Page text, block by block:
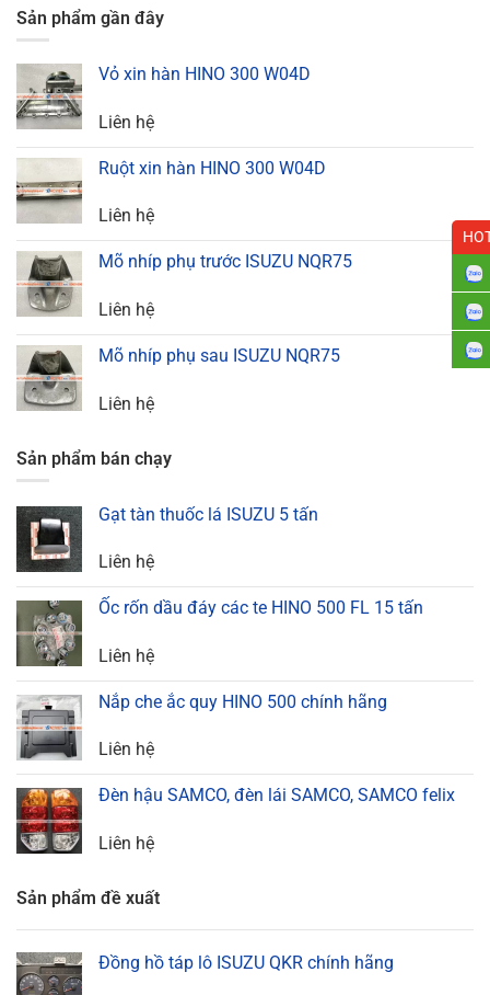
Sản phẩm gần đây
Vỏ xin hàn HINO 300 W04D
Liên hệ
Ruột xin hàn HINO 300 W04D
Liên hệ
Mõ nhíp phụ trước ISUZU NQR75
Liên hệ
Mõ nhíp phụ sau ISUZU NQR75
Liên hệ
Sản phẩm bán chạy
Gạt tàn thuốc lá ISUZU 5 tấn
Liên hệ
Ốc rốn dầu đáy các te HINO 500 FL 15 tấn
Liên hệ
Nắp che ắc quy HINO 500 chính hãng
Liên hệ
Đèn hậu SAMCO, đèn lái SAMCO, SAMCO felix
Liên hệ
Sản phẩm đề xuất
Đồng hồ táp lô ISUZU QKR chính hãng